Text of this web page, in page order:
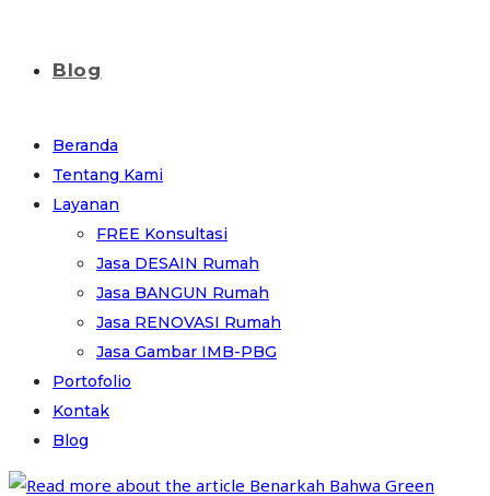
Blog
Beranda
Tentang Kami
Layanan
FREE Konsultasi
Jasa DESAIN Rumah
Jasa BANGUN Rumah
Jasa RENOVASI Rumah
Jasa Gambar IMB-PBG
Portofolio
Kontak
Blog